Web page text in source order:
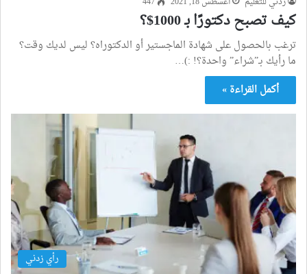
كيف تصبح دكتورًا بـ 1000$؟
ترغب بالحصول على شهادة الماجستير أو الدكتوراه؟ ليس لديك وقت؟
ما رأيك بـ”شراء” واحدة؟! :)…
أكمل القراءة »
رأي زدني